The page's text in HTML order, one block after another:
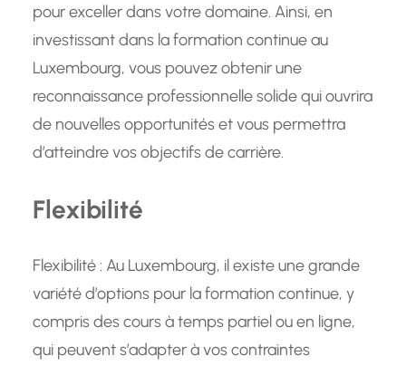
pour exceller dans votre domaine. Ainsi, en
investissant dans la formation continue au
Luxembourg, vous pouvez obtenir une
reconnaissance professionnelle solide qui ouvrira
de nouvelles opportunités et vous permettra
d’atteindre vos objectifs de carrière.
Flexibilité
Flexibilité : Au Luxembourg, il existe une grande
variété d’options pour la formation continue, y
compris des cours à temps partiel ou en ligne,
qui peuvent s’adapter à vos contraintes